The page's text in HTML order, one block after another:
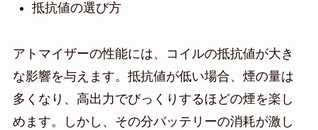
抵抗値の選び方
アトマイザーの性能には、コイルの抵抗値が大き
な影響を与えます。抵抗値が低い場合、煙の量は
多くなり、高出力でびっくりするほどの煙を楽し
めます。しかし、その分バッテリーの消耗が激し